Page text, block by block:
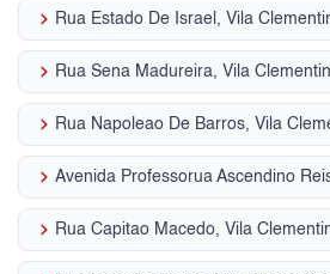
keyboard_arrow_right Rua Estado De Israel, Vila
keyboard_arrow_right Rua Sena Madureira, Vila
keyboard_arrow_right Rua Napoleao De Barros, Vila
keyboard_arrow_right
keyboard_arrow_right Rua Capitao Macedo, Vila